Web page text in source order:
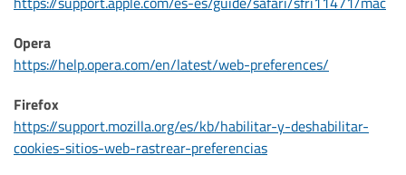
Opera
https://help.opera.com/en/latest/web-preferences/
Firefox
https://support.mozilla.org/es/kb/habilitar-y-deshabilitar-
cookies-sitios-web-rastrear-preferencias